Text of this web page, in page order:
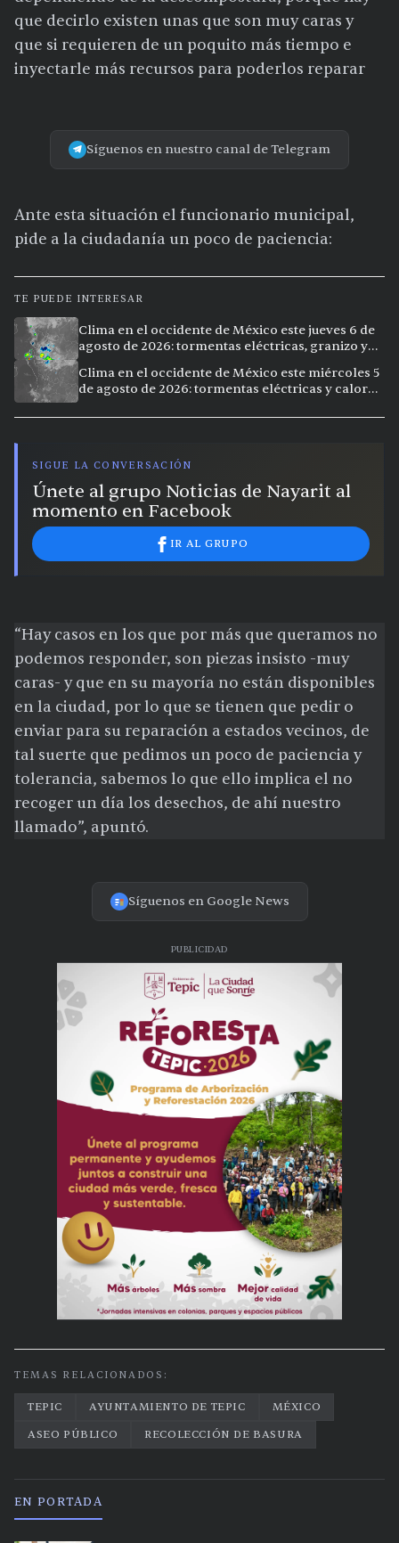
que decirlo existen unas que son muy caras y
que si requieren de un poquito más tiempo e
inyectarle más recursos para poderlos reparar
Síguenos en nuestro canal de Telegram
Ante esta situación el funcionario municipal,
pide a la ciudadanía un poco de paciencia:
TE PUEDE INTERESAR
Clima en el occidente de México este jueves 6 de
agosto de 2026: tormentas eléctricas, granizo y
Clima en el occidente de México este miércoles 5
de agosto de 2026: tormentas eléctricas y calor
SIGUE LA CONVERSACIÓN
Únete al grupo Noticias de Nayarit al
momento en Facebook
IR AL GRUPO
“Hay casos en los que por más que queramos no
podemos responder, son piezas insisto -muy
caras- y que en su mayoría no están disponibles
en la ciudad, por lo que se tienen que pedir o
enviar para su reparación a estados vecinos, de
tal suerte que pedimos un poco de paciencia y
tolerancia, sabemos lo que ello implica el no
recoger un día los desechos, de ahí nuestro
llamado”, apuntó.
Síguenos en Google News
PUBLICIDAD
TEMAS RELACIONADOS:
TEPIC AYUNTAMIENTO DE TEPIC
MÉXICO
ASEO PÚBLICO
RECOLECCIÓN DE BASURA
EN PORTADA